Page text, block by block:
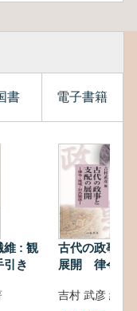
書 電子書籍
維 : 観
引き
古代の政事と
展開 律令・
吉村 武彦 編集